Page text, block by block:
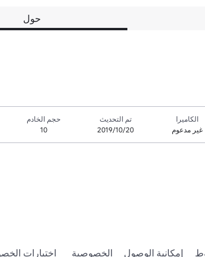
حول
الكاميرا
غير مدعوم
تم التحديث
20‏/10‏/2019
حجم الخادم
10
إمكانية الوصول الخصوصية اختيارات